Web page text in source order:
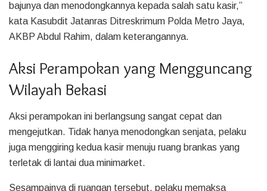
bajunya dan menodongkannya kepada salah satu kasir,”
kata Kasubdit Jatanras Ditreskrimum Polda Metro Jaya,
AKBP Abdul Rahim, dalam keterangannya.
Aksi Perampokan yang Mengguncang
Wilayah Bekasi
Aksi perampokan ini berlangsung sangat cepat dan
mengejutkan. Tidak hanya menodongkan senjata, pelaku
juga menggiring kedua kasir menuju ruang brankas yang
terletak di lantai dua minimarket.
Sesampainya di ruangan tersebut, pelaku memaksa